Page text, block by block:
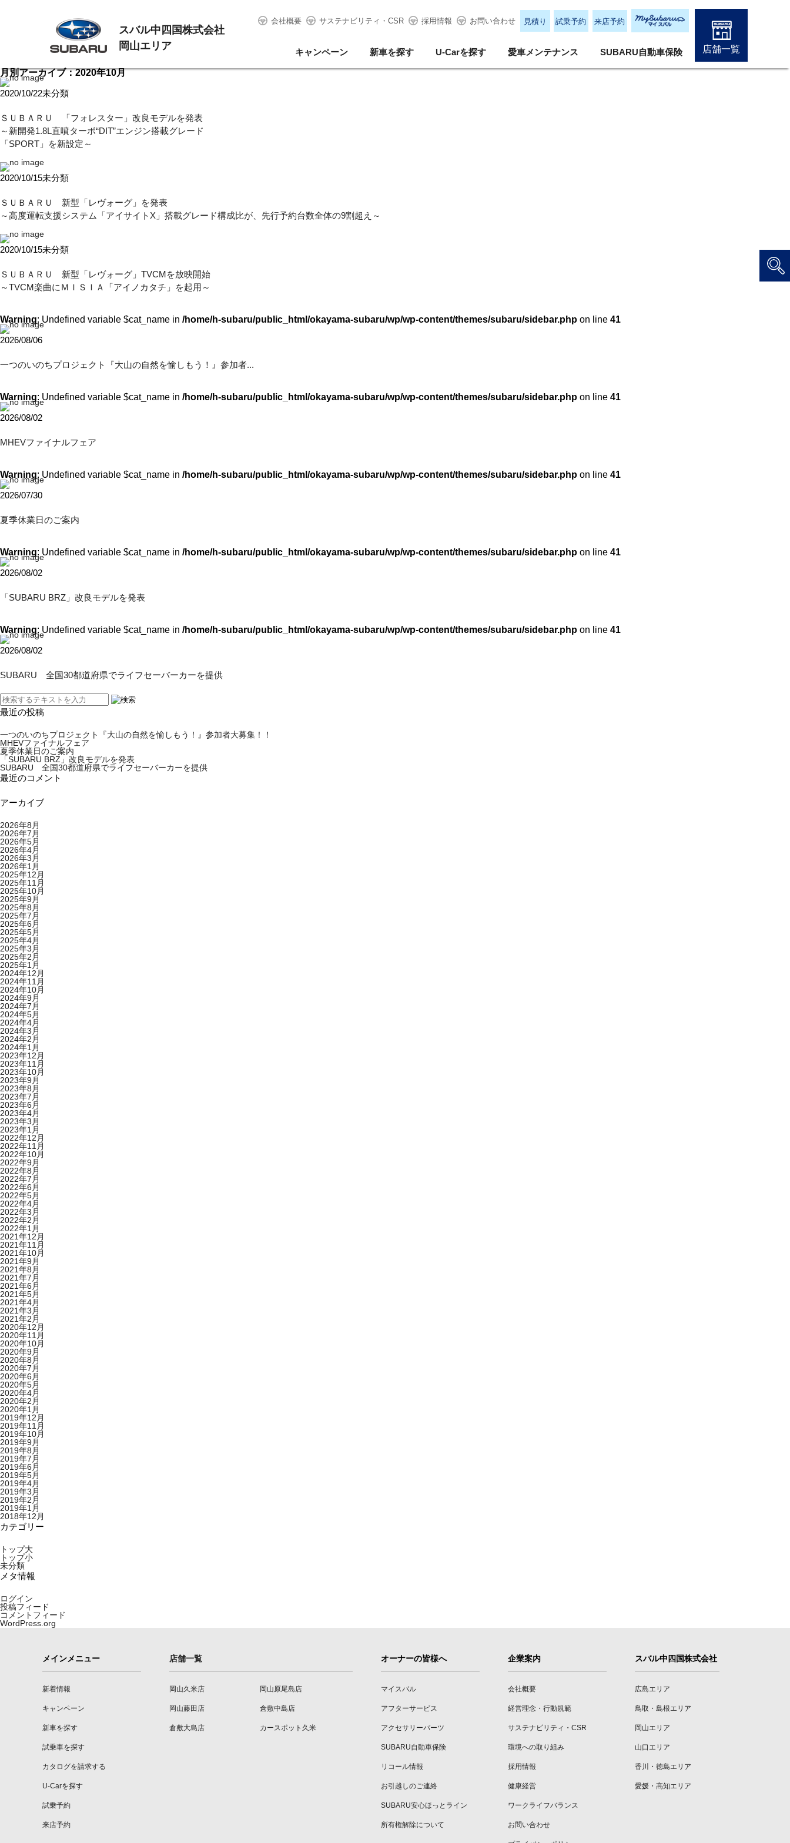
スバル中四国株式会社
岡山エリア
会社概要 サステナビリティ・CSR 採用情報 お問い合わせ 見積り 試乗予約 来店予約
キャンペーン 新車を探す U-Carを探す 愛車メンテナンス SUBARU自動車保険 店舗一覧
月別アーカイブ：2020年10月
2020/10/22未分類
ＳＵＢＡＲＵ 「フォレスター」改良モデルを発表
～新開発1.8L直噴ターボ“DIT”エンジン搭載グレード
「SPORT」を新設定～
2020/10/15未分類
ＳＵＢＡＲＵ 新型「レヴォーグ」を発表
～高度運転支援システム「アイサイトX」搭載グレード構成比が、先行予約台数全体の9割超え～
2020/10/15未分類
ＳＵＢＡＲＵ 新型「レヴォーグ」TVCMを放映開始
～TVCM楽曲にＭＩＳＩＡ「アイノカタチ」を起用～
Warning: Undefined variable $cat_name in /home/h-subaru/public_html/okayama-subaru/wp/wp-content/themes/subaru/sidebar.php on line 41
2026/08/06
一つのいのちプロジェクト『大山の自然を愉しもう！』参加者...
Warning: Undefined variable $cat_name in /home/h-subaru/public_html/okayama-subaru/wp/wp-content/themes/subaru/sidebar.php on line 41
2026/08/02
MHEVファイナルフェア
Warning: Undefined variable $cat_name in /home/h-subaru/public_html/okayama-subaru/wp/wp-content/themes/subaru/sidebar.php on line 41
2026/07/30
夏季休業日のご案内
Warning: Undefined variable $cat_name in /home/h-subaru/public_html/okayama-subaru/wp/wp-content/themes/subaru/sidebar.php on line 41
2026/08/02
「SUBARU BRZ」改良モデルを発表
Warning: Undefined variable $cat_name in /home/h-subaru/public_html/okayama-subaru/wp/wp-content/themes/subaru/sidebar.php on line 41
2026/08/02
SUBARU 全国30都道府県でライフセーバーカーを提供
最近の投稿
一つのいのちプロジェクト『大山の自然を愉しもう！』参加者大募集！！
MHEVファイナルフェア
夏季休業日のご案内
「SUBARU BRZ」改良モデルを発表
SUBARU 全国30都道府県でライフセーバーカーを提供
最近のコメント
アーカイブ
2026年8月
2026年7月
2026年5月
2026年4月
2026年3月
2026年1月
2025年12月
2025年11月
2025年10月
2025年9月
2025年8月
2025年7月
2025年6月
2025年5月
2025年4月
2025年3月
2025年2月
2025年1月
2024年12月
2024年11月
2024年10月
2024年9月
2024年7月
2024年5月
2024年4月
2024年3月
2024年2月
2024年1月
2023年12月
2023年11月
2023年10月
2023年9月
2023年8月
2023年7月
2023年6月
2023年4月
2023年3月
2023年1月
2022年12月
2022年11月
2022年10月
2022年9月
2022年8月
2022年7月
2022年6月
2022年5月
2022年4月
2022年3月
2022年2月
2022年1月
2021年12月
2021年11月
2021年10月
2021年9月
2021年8月
2021年7月
2021年6月
2021年5月
2021年4月
2021年3月
2021年2月
2020年12月
2020年11月
2020年10月
2020年9月
2020年8月
2020年7月
2020年6月
2020年5月
2020年4月
2020年2月
2020年1月
2019年12月
2019年11月
2019年10月
2019年9月
2019年8月
2019年7月
2019年6月
2019年5月
2019年4月
2019年3月
2019年2月
2019年1月
2018年12月
カテゴリー
トップ大
トップ小
未分類
メタ情報
ログイン
投稿フィード
コメントフィード
WordPress.org
メインメニュー
新着情報
キャンペーン
新車を探す
試乗車を探す
カタログを請求する
U-Carを探す
試乗予約
来店予約
店舗一覧
岡山久米店 岡山原尾島店
岡山藤田店 倉敷中島店
倉敷大島店 カースポット久米
オーナーの皆様へ
マイスバル
アフターサービス
アクセサリーパーツ
SUBARU自動車保険
リコール情報
お引越しのご連絡
SUBARU安心ほっとライン
所有権解除について
企業案内
会社概要
経営理念・行動規範
サステナビリティ・CSR
環境への取り組み
採用情報
健康経営
ワークライフバランス
お問い合わせ
スバル中四国株式会社
広島エリア
鳥取・島根エリア
岡山エリア
山口エリア
香川・徳島エリア
愛媛・高知エリア